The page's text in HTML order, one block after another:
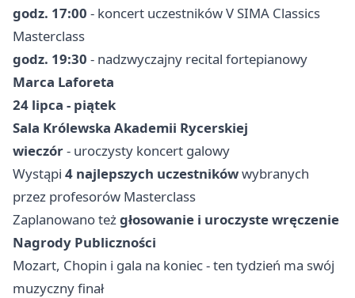
godz. 17:00 - koncert uczestników V SIMA Classics
Masterclass
godz. 19:30 - nadzwyczajny recital fortepianowy
Marca Laforeta
24 lipca - piątek
Sala Królewska Akademii Rycerskiej
wieczór- uroczysty koncert galowy
Wystąpi 4 najlepszych uczestnikówwybranych
przez profesorów Masterclass
Zaplanowano teżgłosowanie i uroczyste wręczenie
Nagrody Publiczności
Mozart, Chopin i gala na koniec - ten tydzień ma swój
muzyczny finał